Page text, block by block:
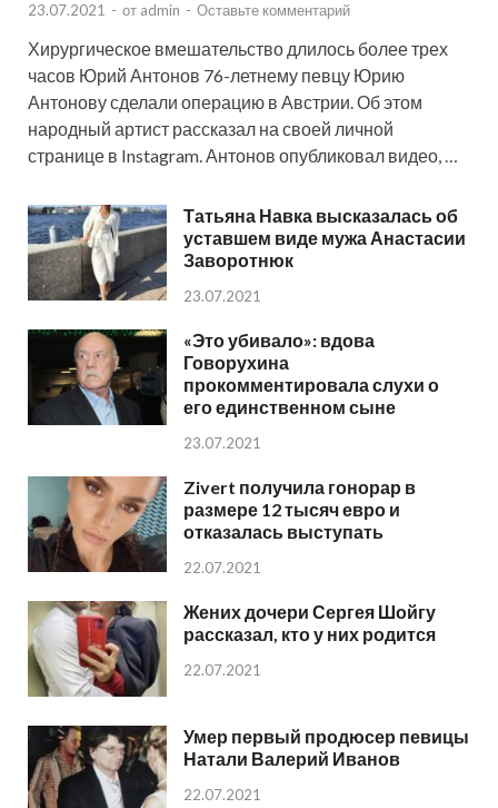
23.07.2021 - от admin - Оставьте комментарий
Хирургическое вмешательство длилось более трех
часов Юрий Антонов 76-летнему певцу Юрию
Антонову сделали операцию в Австрии. Об этом
народный артист рассказал на своей личной
странице в Instagram. Антонов опубликовал видео, …
Татьяна Навка высказалась об
уставшем виде мужа Анастасии
Заворотнюк
23.07.2021
«Это убивало»: вдова
Говорухина
прокомментировала слухи о
его единственном сыне
23.07.2021
Zivert получила гонорар в
размере 12 тысяч евро и
отказалась выступать
22.07.2021
Жених дочери Сергея Шойгу
рассказал, кто у них родится
22.07.2021
Умер первый продюсер певицы
Натали Валерий Иванов
22.07.2021